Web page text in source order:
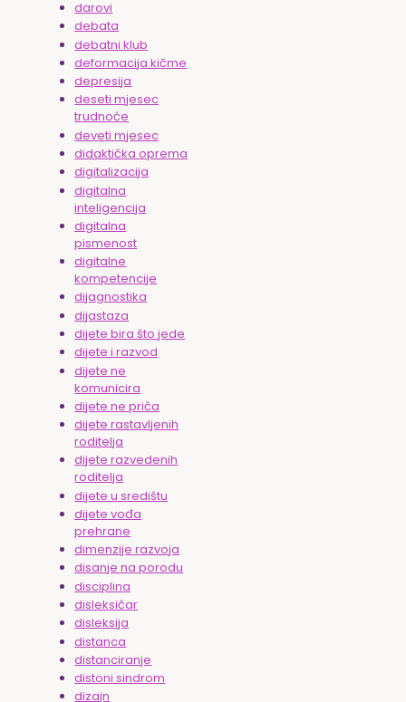
darovi
debata
debatni klub
deformacija kičme
depresija
deseti mjesec
trudnoće
deveti mjesec
didaktička oprema
digitalizacija
digitalna
inteligencija
digitalna
pismenost
digitalne
kompetencije
dijagnostika
dijastaza
dijete bira što jede
dijete i razvod
dijete ne
komunicira
dijete ne priča
dijete rastavljenih
roditelja
dijete razvedenih
roditelja
dijete u središtu
dijete vođa
prehrane
dimenzije razvoja
disanje na porodu
disciplina
disleksičar
disleksija
distanca
distanciranje
distoni sindrom
dizajn